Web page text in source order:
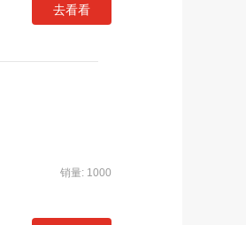
去看看
销量: 1000